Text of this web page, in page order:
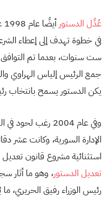
عُدِّل الدستور
في خطوة تهدف إلى إعطاء
ست سنوات، بعدما تم التوافق
جمع الرئيس إلياس الهراوي
يكن الدستور يسمح بانتخاب
وفي عام 2004
الإدارة السورية، وكانت عشر
استثنائية مشروع قانون تعديل المادة 49 من الدستور
تعديل الدستور، وهو ما أثار
رئيس الوزراء رفيق الحريري،